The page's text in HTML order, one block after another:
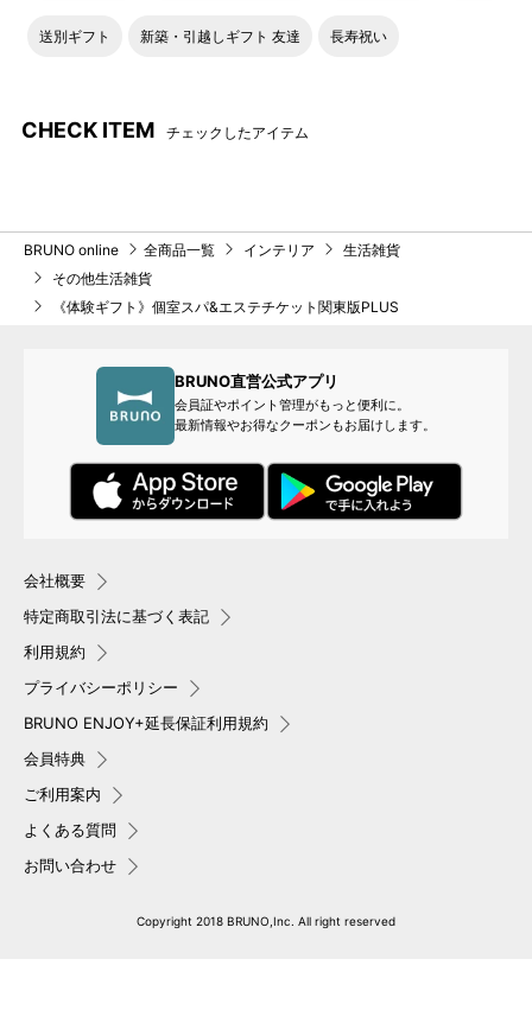
送別ギフト 新築・引越しギフト 友達 長寿祝い
CHECK ITEM チェックしたアイテム
BRUNO online 全商品一覧 インテリア
生活雑貨
その他生活雑貨
《体験ギフト》個室スパ&エステチケット関東版PLUS
BRUNO直営公式アプリ
会員証やポイント管理がもっと便利に。
最新情報やお得なクーポンもお届けします。
会社概要
特定商取引法に基づく表記
利用規約
プライバシーポリシー
BRUNO ENJOY+延長保証利用規約
会員特典
ご利用案内
よくある質問
お問い合わせ
Copyright 2018 BRUNO,Inc. All right reserved